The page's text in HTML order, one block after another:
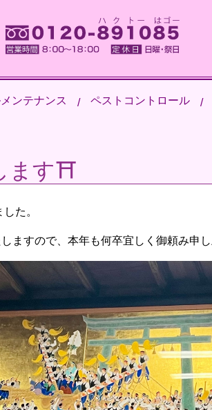
ンテナンス ペストコントロール
ます⛩
た。
ますので、本年も何卒宜しく御頼み申し